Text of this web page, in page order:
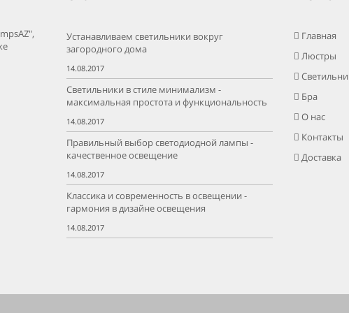
Устанавливаем светильники вокруг
загородного дома
14.08.2017
Светильники в стиле минимализм -
максимальная простота и функциональность
14.08.2017
Правильный выбор светодиодной лампы -
качественное освещение
14.08.2017
Классика и современность в освещении -
гармония в дизайне освещения
14.08.2017
Главная
Люстры
Бра
О нас
Контакты
Доставка